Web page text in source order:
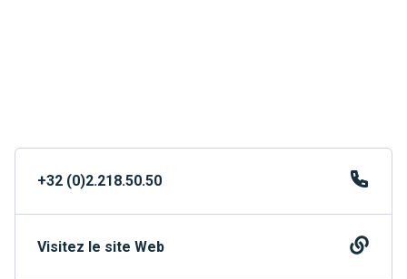
+32 (0)2.218.50.50
Visitez le site Web